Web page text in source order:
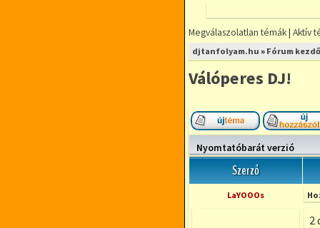
Megválaszolatlan témák| Aktív
djtanfolyam.hu » Fórum
Válóperes DJ!
Új téma nyitása
Nyomtatóbarát verzió
Szerző
LaYOOOs
2